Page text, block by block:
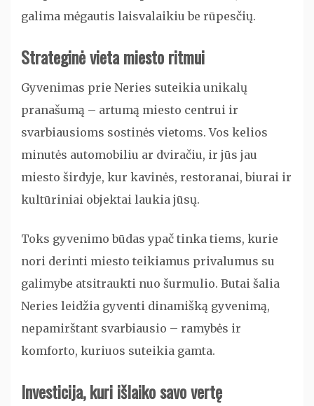
galima mėgautis laisvalaikiu be rūpesčių.
Strateginė vieta miesto ritmui
Gyvenimas prie Neries suteikia unikalų
pranašumą – artumą miesto centrui ir
svarbiausioms sostinės vietoms. Vos kelios
minutės automobiliu ar dviračiu, ir jūs jau
miesto širdyje, kur kavinės, restoranai, biurai ir
kultūriniai objektai laukia jūsų.
Toks gyvenimo būdas ypač tinka tiems, kurie
nori derinti miesto teikiamus privalumus su
galimybe atsitraukti nuo šurmulio. Butai šalia
Neries leidžia gyventi dinamišką gyvenimą,
nepamirštant svarbiausio – ramybės ir
komforto, kuriuos suteikia gamta.
Investicija, kuri išlaiko savo vertę